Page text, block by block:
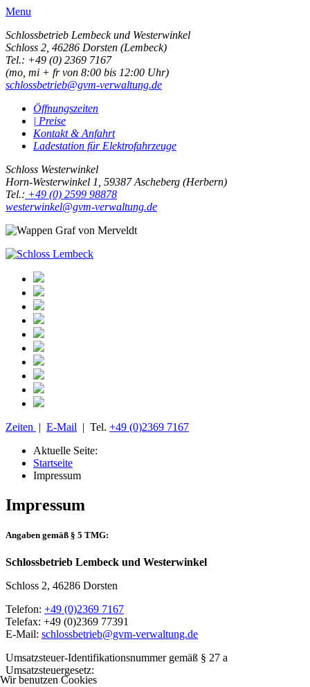
Menu
Schlossbetrieb Lembeck und Westerwinkel
Schloss 2, 46286 Dorsten (Lembeck)
Tel.: +49 (0) 2369 7167
(mo, mi + fr von 8:00 bis 12:00 Uhr)
schlossbetrieb@gvm-verwaltung.de
Öffnungszeiten
| Preise
Kontakt & Anfahrt
Ladestation für Elektrofahrzeuge
Schloss Westerwinkel
Horn-Westerwinkel 1, 59387 Ascheberg (Herbern)
Tel.: +49 (0) 2599 98878
westerwinkel@gvm-verwaltung.de
Zeiten | E-Mail | Tel. +49 (0)2369 7167
Aktuelle Seite:
Startseite
Impressum
Impressum
Angaben gemäß § 5 TMG:
Schlossbetrieb Lembeck und Westerwinkel
Schloss 2, 46286 Dorsten
Telefon: +49 (0)2369 7167
Telefax: +49 (0)2369 77391
E-Mail: schlossbetrieb@gvm-verwaltung.de
Umsatzsteuer-Identifikationsnummer gemäß § 27 a
Umsatzsteuergesetz:
Wir benutzen Cookies